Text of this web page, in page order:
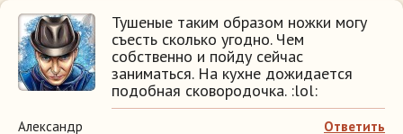
Тушеные таким образом ножки могу
съесть сколько угодно. Чем
собственно и пойду сейчас
заниматься. На кухне дожидается
подобная сковородочка. :lol:
Ответить
Александр